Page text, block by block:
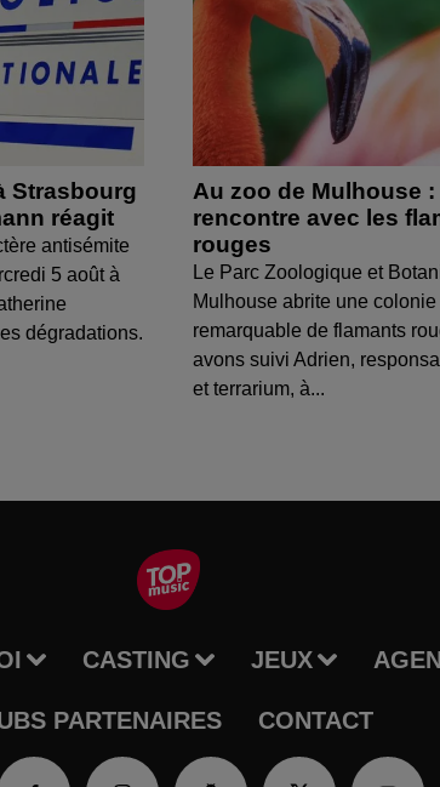
Strasbourg
réagit
antisémite
5 août à
dégradations.
Au zoo de Mulhouse :
rencontre avec les
rouges
Le Parc Zoologique et
Mulhouse abrite une colonie
remarquable de flamants
avons suivi Adrien,
et terrarium, à...
CASTING JEUX
PARTENAIRES CONTACT